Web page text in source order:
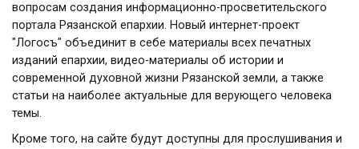
вопросам создания информационно-просветительского
портала Рязанской епархии. Новый интернет-проект
"Логосъ" объединит в себе материалы всех печатных
изданий епархии, видео-материалы об истории и
современной духовной жизни Рязанской земли, а также
статьи на наиболее актуальные для верующего человека
темы.
Кроме того, на сайте будут доступны для прослушивания и